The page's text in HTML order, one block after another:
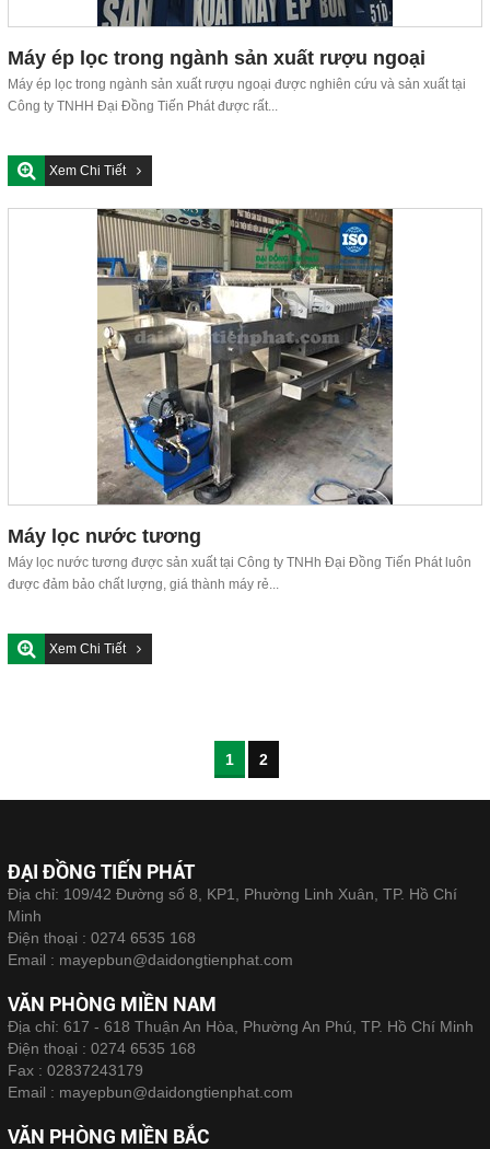
Máy ép lọc trong ngành sản xuất rượu ngoại
Máy ép lọc trong ngành sản xuất rượu ngoại được nghiên cứu và sản xuất tại
Công ty TNHH Đại Đồng Tiến Phát được rất...
Xem Chi Tiết
Máy lọc nước tương
Máy lọc nước tương được sản xuất tại Công ty TNHh Đại Đồng Tiến Phát luôn
được đảm bảo chất lượng, giá thành máy rẻ...
Xem Chi Tiết
1 2
ĐẠI ĐỒNG TIẾN PHÁT
Địa chỉ: 109/42 Đường số 8, KP1, Phường Linh Xuân, TP. Hồ Chí
Minh
Điện thoại : 0274 6535 168
Email : mayepbun@daidongtienphat.com
VĂN PHÒNG MIỀN NAM
Địa chỉ: 617 - 618 Thuận An Hòa, Phường An Phú, TP. Hồ Chí Minh
Điện thoại : 0274 6535 168
Fax : 02837243179
Email : mayepbun@daidongtienphat.com
VĂN PHÒNG MIỀN BẮC